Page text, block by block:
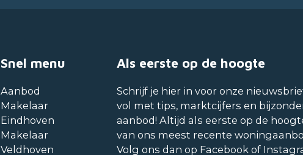
Snel menu
Aanbod
Makelaar
Eindhoven
Makelaar
Veldhoven
Als eerste op de hoogte
Schrijf je hier in voor onze
vol met tips, marktcijfers en
aanbod! Altijd als eerste op de
van ons meest recente
Volg ons dan op Facebook of